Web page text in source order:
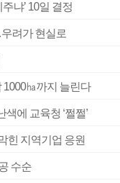
냐’ 10일 결정
려가 현실로
1000㏊까지 늘린다
에 교육청 ‘쩔쩔’
힌 지역기업 응원
수순